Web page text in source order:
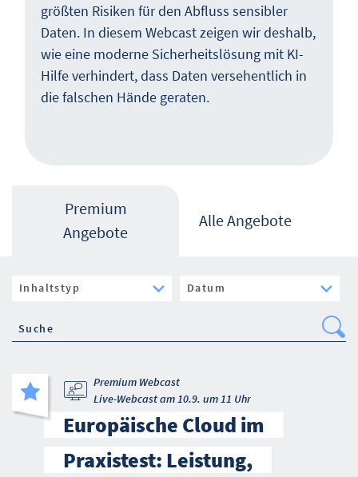
größten Risiken für den Abfluss sensibler
Daten. In diesem Webcast zeigen wir deshalb,
wie eine moderne Sicherheitslösung mit KI-
Hilfe verhindert, dass Daten versehentlich in
die falschen Hände geraten.
Premium
Angebote
Alle Angebote
Premium Webcast
Live-Webcast am 10.9. um 11 Uhr
Europäische Cloud im
Praxistest: Leistung,